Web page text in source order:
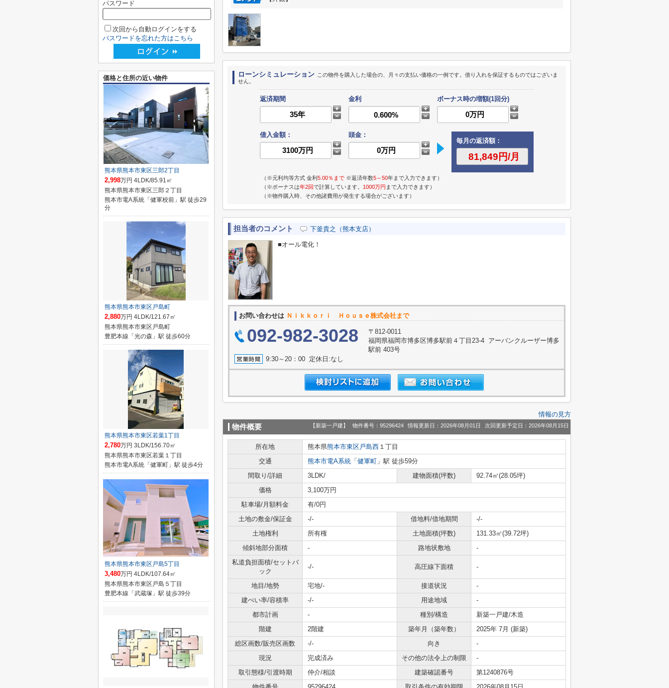
ローンシミュレーション この物件を購入した場合の、月々の支払い価格の一例です。借り入れを保証するものではございま
せん。
返済期間 金利 ボーナス時の増額(1回分)
借入金額：
頭金：
毎月の返済額：
（※元利均等方式 金利5.00％まで ※返済年数5～50年まで入力できます）
（※ボーナスは年2回で計算しています。 1000万円 まで入力できます）
（※物件購入時、その他諸費用が発生する場合がございます）
担当者のコメント 下釜貴之（熊本支店）
■オール電化！
お問い合わせは Ｎｉｋｋｏｒｉ Ｈｏｕｓｅ株式会社まで
092-982-3028
〒812-0011
福岡県福岡市博多区博多駅前４丁目23-4 アーバンクルーザー博多
駅前 403号
9:30～20：00 定休日:なし
情報の見方
物件概要 【新築一戸建】 物件番号：95296424 情報更新日：2026年08月01日 次回更新予定日：2026年08月15日
所在地 熊本県熊本市東区戸島西 １丁目
交通
熊本市電A系統 「 健軍町 」駅 徒歩59分
間取り/詳細
3LDK/ 建物面積(坪数)
92.74㎡(28.05坪)
価格
3,100万円
駐車場/月額料金
有/0円
土地の敷金/保証金
-/- 借地料/借地期間
-/-
土地権利
所有権 土地面積(坪数)
131.33㎡(39.72坪)
傾斜地部分面積
- 路地状敷地
-
私道負担面積/セットバ
ック
-/- 高圧線下面積 -
地目/地勢 宅地/- 接道状況
-
建ぺい率/容積率
-/- 用途地域
-
都市計画
- 種別/構造
新築一戸建/木造
階建
2階建 築年月（築年数）
2025年 7月 (新築)
総区画数/販売区画数
-/- 向き
-
現況
完成済み その他の法令上の制限
-
取引態様/引渡時期
仲介/相談 建築確認番号
第1240876号
パスワード
次回から自動ログインをする
パスワードを忘れた方はこちら
価格と住所の近い物件
熊本県熊本市東区三郎2丁目
2,998万円 4LDK/85.91㎡
熊本県熊本市東区三郎２丁目
熊本市電A系統「健軍校前」駅 徒歩29
分
熊本県熊本市東区戸島町
2,880万円 4LDK/121.67㎡
熊本県熊本市東区戸島町
豊肥本線「光の森」駅 徒歩60分
熊本県熊本市東区若葉1丁目
2,780万円 3LDK/156.70㎡
熊本県熊本市東区若葉１丁目
熊本市電A系統「健軍町」駅 徒歩4分
熊本県熊本市東区戸島5丁目
3,480万円 4LDK/107.64㎡
熊本県熊本市東区戸島５丁目
豊肥本線「武蔵塚」駅 徒歩39分